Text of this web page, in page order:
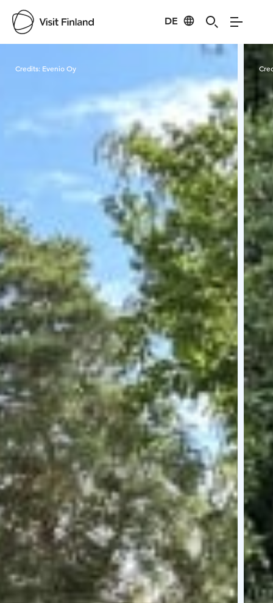
DE
Credits: Evenio Oy